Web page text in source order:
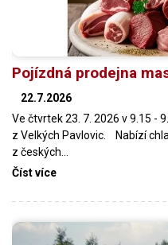
Pojízdná prodejna
22.7.2026
Ve čtvrtek 23. 7. 2026 v 9.15 -
z Velkých Pavlovic. Nabízí
z českých…
Číst více